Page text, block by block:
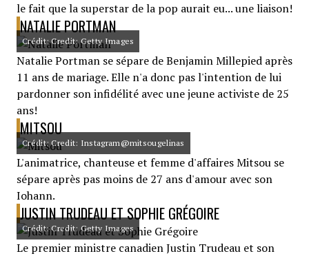
le fait que la superstar de la pop aurait eu... une liaison!
NATALIE PORTMAN
Crédit: Credit: Getty Images
Natalie Portman se sépare de Benjamin Millepied après
11 ans de mariage. Elle n'a donc pas l'intention de lui
pardonner son infidélité avec une jeune activiste de 25
ans!
MITSOU
Crédit: Credit: Instagram@mitsougelinas
L'animatrice, chanteuse et femme d'affaires Mitsou se
sépare après pas moins de 27 ans d'amour avec son
Iohann.
JUSTIN TRUDEAU ET SOPHIE GRÉGOIRE
Crédit: Credit: Getty Images
Le premier ministre canadien Justin Trudeau et son